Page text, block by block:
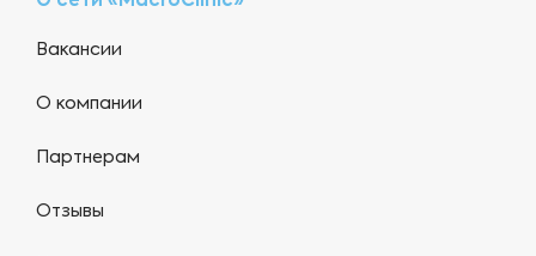
Вакансии
О компании
Партнерам
Отзывы